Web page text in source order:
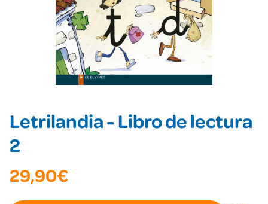
Letrilandia - Libro de lectura
2
29,90€